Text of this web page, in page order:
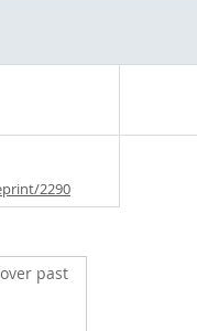
2290
past